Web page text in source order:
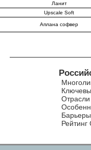
Ланит
Upscale Soft
Аплана софвер